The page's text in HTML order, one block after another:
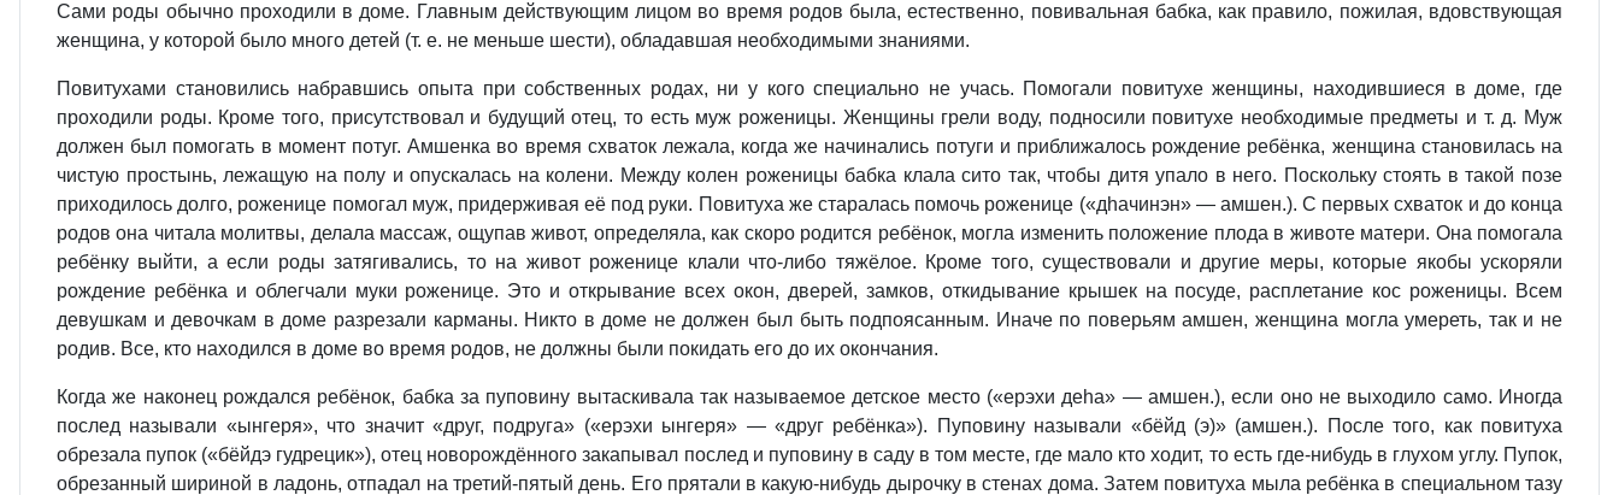
Сами роды обычно проходили в доме. Главным действующим лицом во время родов была, естественно, повивальная бабка, как правило, пожилая, вдовствующая
женщина, у которой было много детей (т. е. не меньше шести), обладавшая необходимыми знаниями.
Повитухами становились набравшись опыта при собственных родах, ни у кого специально не учась. Помогали повитухе женщины, находившиеся в доме, где
проходили роды. Кроме того, присутствовал и будущий отец, то есть муж роженицы. Женщины грели воду, подносили повитухе необходимые предметы и т. д. Муж
должен был помогать в момент потуг. Амшенка во время схваток лежала, когда же начинались потуги и приближалось рождение ребёнка, женщина становилась на
чистую простынь, лежащую на полу и опускалась на колени. Между колен роженицы бабка клала сито так, чтобы дитя упало в него. Поскольку стоять в такой позе
приходилось долго, роженице помогал муж, придерживая её под руки. Повитуха же старалась помочь роженице («дhачинэн» — амшен.). С первых схваток и до конца
родов она читала молитвы, делала массаж, ощупав живот, определяла, как скоро родится ребёнок, могла изменить положение плода в животе матери. Она помогала
ребёнку выйти, а если роды затягивались, то на живот роженице клали что-либо тяжёлое. Кроме того, существовали и другие меры, которые якобы ускоряли
рождение ребёнка и облегчали муки роженице. Это и открывание всех окон, дверей, замков, откидывание крышек на посуде, расплетание кос роженицы. Всем
девушкам и девочкам в доме разрезали карманы. Никто в доме не должен был быть подпоясанным. Иначе по поверьям амшен, женщина могла умереть, так и не
родив. Все, кто находился в доме во время родов, не должны были покидать его до их окончания.
Когда же наконец рождался ребёнок, бабка за пуповину вытаскивала так называемое детское место («ерэхи деhа» — амшен.), если оно не выходило само. Иногда
послед называли «ынгеря», что значит «друг, подруга» («ерэхи ынгеря» — «друг ребёнка»). Пуповину называли «бёйд (э)» (амшен.). После того, как повитуха
обрезала пупок («бёйдэ гудрецик»), отец новорождённого закапывал послед и пуповину в саду в том месте, где мало кто ходит, то есть где-нибудь в глухом углу. Пупок,
обрезанный шириной в ладонь, отпадал на третий-пятый день. Его прятали в какую-нибудь дырочку в стенах дома. Затем повитуха мыла ребёнка в специальном тазу